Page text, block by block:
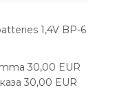
1,4V BP-6
30,00 EUR
30,00 EUR